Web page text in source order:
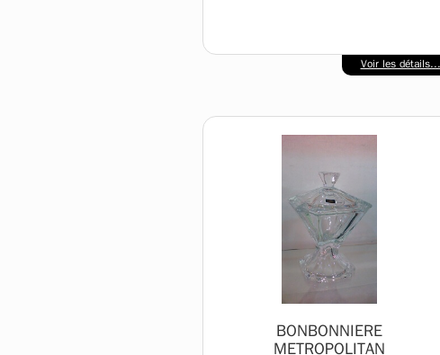
Voir les détails...
BONBONNIERE
METROPOLITAN